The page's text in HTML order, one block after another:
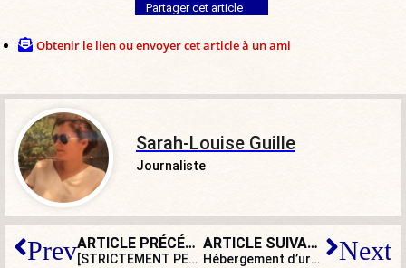
Partager cet article
Obtenir le lien ou envoyer cet article à un ami
Sarah-Louise Guille
Journaliste
Prev ARTICLE PRÉCÉDENT
[STRICTEMENT PERSONNEL] La guerre n’est pas un jeu
ARTICLE SUIVANT
Hébergement d’urgence saturé : l’État accélère les régularisations d’étrangers Next